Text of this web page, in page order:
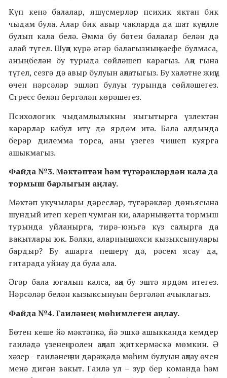
Күп кенә балалар, яшүсмерләр психик яктан бик
чыдам була. Алар бик авыр чакларда да шат күңелле
булып кала белә. Әмма бу бөтен балалар белән дә
алай түгел. Шуңа күрә әгәр балагызның кәефе булмаса,
аның белән бу турыда сөйләшеп карагыз. Аңа гына
түгел, сезгә дә авыр булуын аңлатыгыз. Бу халәтне җиңү
өчен нәрсәләр эшләп булуы турында сөйләшегез.
Стресс белән бергәләп көрәшегез.
Психологик чыдамлылыкны ныгытырга үзлектән
карарлар кабул итү дә ярдәм итә. Бала алдында
берәр дилемма торса, аны үзегез чишеп куярга
ашыкмагыз.
Файда №3. Мәктәптән һәм түгәрәкләрдән кала да
тормыш барлыгын аңлау.
Мәктәп укучылары дәресләр, түгәрәкләр дөньясына
шундый итеп кереп чумган ки, аларның хәтта тормыш
турында уйланырга, тирә-юньгә күз салырга да
вакытлары юк. Бәлки, аларның шәхси кызыксынулары
бардыр? Бу ашарга пешерү дә, рәсем ясау да,
гитарада уйнау да була ала.
Әгәр бала югалып калса, аңа бу эштә ярдәм итегез.
Нәрсәләр белән кызыксынуын бергәләп ачыклагыз.
Файда №4. Гаиләнең мөһимлеген аңлау.
Бөтен кеше йә мәктәпкә, йә эшкә ашыкканда кемдер
гаиләдә үзенең ролен аңлап җиткермәскә мөмкин. Ә
хәзер - гаиләнең ни дәрәҗәдә мөһим булуын аңлау өчен
менә дигән вакыт. Гаилә ул – зур бер команда һәм